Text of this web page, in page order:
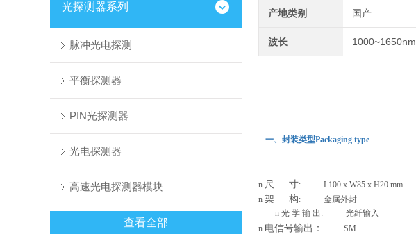
光探测器系列
脉冲光电探测
平衡探测器
PIN光探测器
光电探测器
高速光电探测器模块
查看全部
产地类别 国产
波长 1000~1650nm
一、封装类型Packaging type
n 尺 寸: L100 x W85 x H20 mm
n 架 构: 金属外封
n 光 学 输 出: 光纤输入
n 电信号输出：
SM